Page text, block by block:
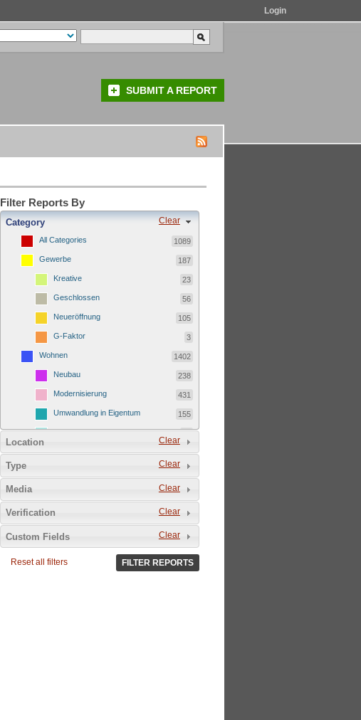
Login
SUBMIT A REPORT
Filter Reports By
Clear
Category
All Categories 1089
Gewerbe 187
Kreative 23
Geschlossen 56
Neueröffnung 105
G-Faktor 3
Wohnen 1402
Neubau 238
Modernisierung 431
Umwandlung in Eigentum 155
Kostenmietverdrängung 23
Ferienwohnung 151
69
Clear
Location
Clear
Type
Clear
Media
Clear
Verification
Clear
Custom Fields
Reset all filters FILTER REPORTS